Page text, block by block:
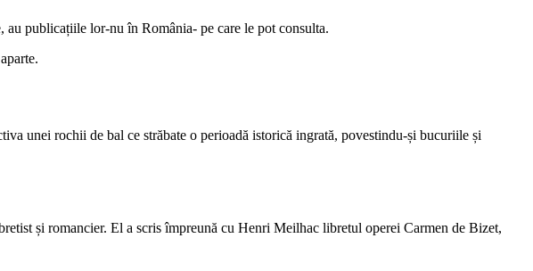
au publicațiile lor-nu în România- pe care le pot consulta.
unei rochii de bal ce străbate o perioadă istorică ingrată, povestindu-și bucuriile și
și romancier. El a scris împreună cu Henri Meilhac libretul operei Carmen de Bizet,